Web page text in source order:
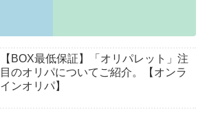
【BOX最低保証】「オリパレット」注
目のオリパについてご紹介。【オンラ
インオリパ】